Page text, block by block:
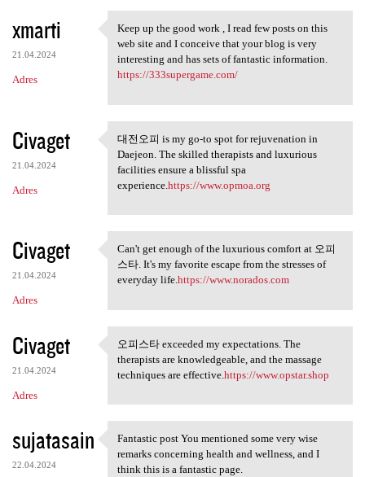
xmarti
21.04.2024
Adres
Keep up the good work , I
Keep up the good work , I read few posts on this
web site and I conceive that your blog is very
interesting and has sets of fantastic information.
https://333supergame.com/
Civaget
21.04.2024
Adres
대전오피 is my go-to spot for
대전오피 is my go-to spot for rejuvenation in
Daejeon. The skilled therapists and luxurious
facilities ensure a blissful spa
experience. https://www.opmoa.org
Civaget
21.04.2024
Adres
Can't get enough of the
Can't get enough of the luxurious comfort at 오피
스타. It's my favorite escape from the stresses of
everyday life.https://www.norados.com
Civaget
21.04.2024
Adres
오피스타 exceeded my expectations
오피스타 exceeded my expectations. The
therapists are knowledgeable, and the massage
techniques are effective. https://www.opstar.shop
sujatasain
22.04.2024
Fantastic post You mentioned
Fantastic post You mentioned some very wise
remarks concerning health and wellness, and I
think this is a fantastic page.